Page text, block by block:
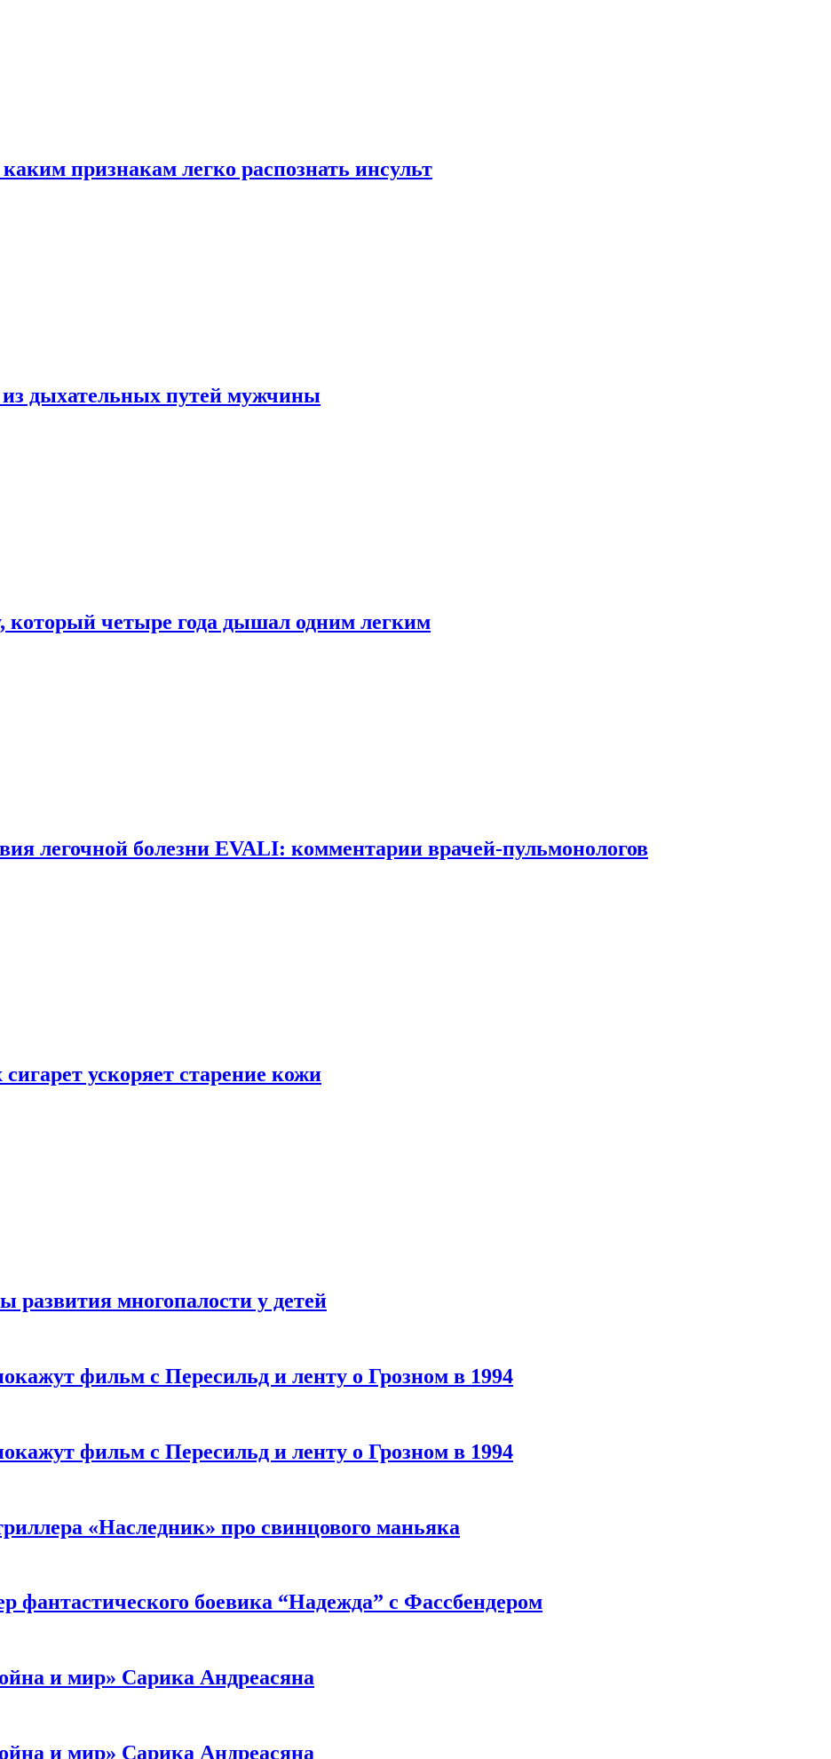
признакам легко распознать инсульт
дыхательных путей мужчины
четыре года дышал одним легким
легочной болезни EVALI: комментарии врачей-пульмонологов
ускоряет старение кожи
развития многопалости у детей
фильм с Пересильд и ленту о Грозном в 1994
фильм с Пересильд и ленту о Грозном в 1994
«Наследник» про свинцового маньяка
фантастического боевика “Надежда” с Фассбендером
и мир» Сарика Андреасяна
и мир» Сарика Андреасяна